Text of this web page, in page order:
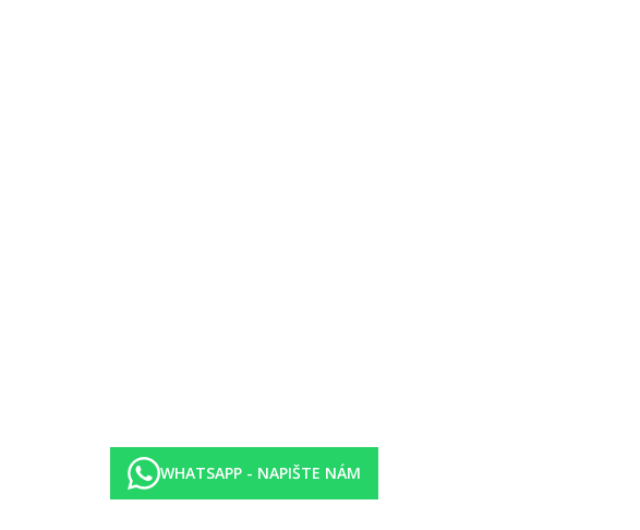
hotelu. Taxa není zahrnuta v ceně zájezdu a musí být uhrazena klientem přímo na
opatření v dané destinaci.
WHATSAPP - NAPIŠTE NÁM